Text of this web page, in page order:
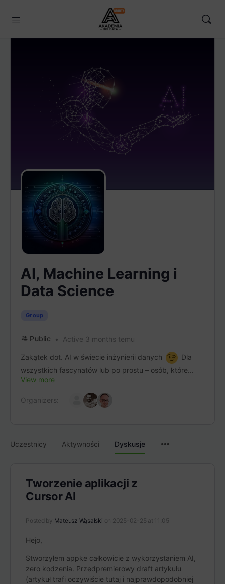
AI, Machine Learning i
Data Science
Group
Public Active 3 months temu
Zakątek dot. AI w świecie inżynierii danych
Dla
wszystkich fascynatów lub po prostu – osób, które...
View more
Organizers:
Uczestnicy Aktywności Dyskusje
Tworzenie aplikacji z
Cursor AI
Posted by Mateusz Wąsalski on 2025-02-25 at 11:05
Hejo,
Stworzyłem appke całkowicie z wykorzystaniem AI,
zero kodzenia. Przedpremierowy draft artykułu
(artykuł trafi oczywiście tutaj i najprawdopodobniej